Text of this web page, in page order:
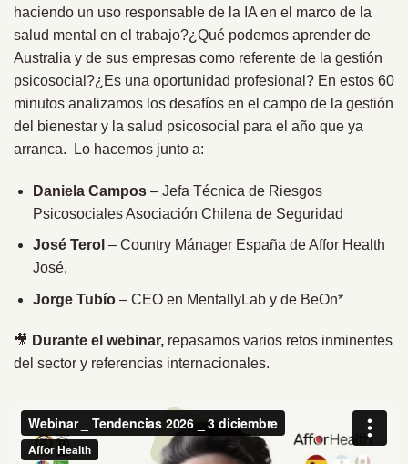
haciendo un uso responsable de la IA en el marco de la
salud mental en el trabajo?¿Qué podemos aprender de
Australia y de sus empresas como referente de la gestión
psicosocial?¿Es una oportunidad profesional? En estos 60
minutos analizamos los desafíos en el campo de la gestión
del bienestar y la salud psicosocial para el año que ya
arranca. Lo hacemos junto a:
Daniela Campos– Jefa Técnica de Riesgos
Psicosociales Asociación Chilena de Seguridad
José Terol – Country Mánager España de Affor Health
José,
Jorge Tubío– CEO en MentallyLab y de BeOn*
🎥 Durante el webinar, repasamos varios retos inminentes
del sector y referencias internacionales.